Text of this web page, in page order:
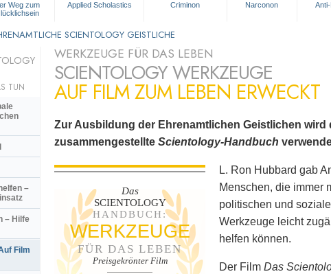
Weg zum
Applied Scholastics Criminon Narconon
SCIENTOLOGY GEISTLICHE
WERKZEUGE FÜR DAS LEBEN
SCIENTOLOGY WERKZEUGE
AUF FILM ZUM LEBEN ERWECKT
Zur Ausbildung der Ehrenamtlichen Geistlichen
zusammengestellte Scientology-Handbuch
Das
SCIENTOLOGY
HANDBUCH:
WERKZEUGE
FÜR DAS LEBEN
Preisgekrönter Film
L. Ron Hubbard gab
Menschen, die immer
politischen und
Werkzeuge leicht
helfen können.
Der Film Das
TUN
–
– Hilfe
Film